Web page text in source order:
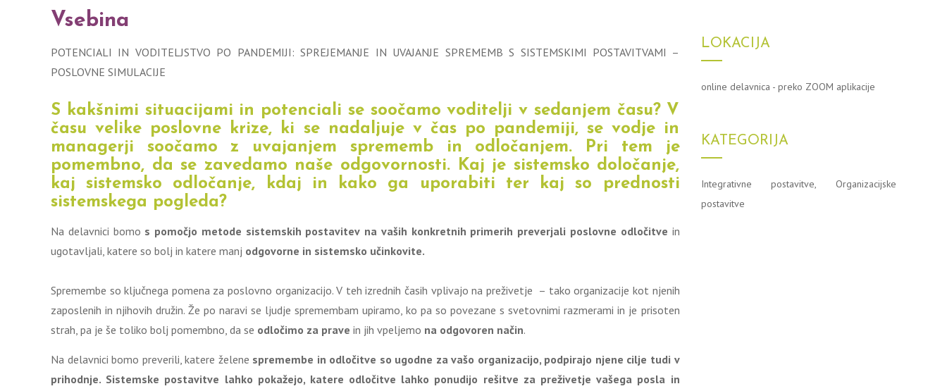
Vsebina
POTENCIALI IN VODITELJSTVO PO PANDEMIJI: SPREJEMANJE IN UVAJANJE SPREMEMB S SISTEMSKIMI POSTAVITVAMI –
POSLOVNE SIMULACIJE
S kakšnimi situacijami in potenciali se soočamo voditelji v sedanjem času? V
času velike poslovne krize, ki se nadaljuje v čas po pandemiji, se vodje in
managerji soočamo z uvajanjem sprememb in odločanjem. Pri tem je
pomembno, da se zavedamo naše odgovornosti. Kaj je sistemsko določanje,
kaj sistemsko odločanje, kdaj in kako ga uporabiti ter kaj so prednosti
sistemskega pogleda?
Na delavnici bomo s pomočjo metode sistemskih postavitev na vaših konkretnih primerih preverjali poslovne odločitve in
ugotavljali, katere so bolj in katere manj odgovorne in sistemsko učinkovite.
Spremembe so ključnega pomena za poslovno organizacijo. V teh izrednih časih vplivajo na preživetje – tako organizacije kot njenih
zaposlenih in njihovih družin. Že po naravi se ljudje spremembam upiramo, ko pa so povezane s svetovnimi razmerami in je prisoten
strah, pa je še toliko bolj pomembno, da se odločimo za prave in jih vpeljemo na odgovoren način.
Na delavnici bomo preverili, katere želene spremembe in odločitve so ugodne za vašo organizacijo, podpirajo njene cilje tudi v
prihodnje. Sistemske postavitve lahko pokažejo, katere odločitve lahko ponudijo rešitve za preživetje vašega posla in
LOKACIJA
online delavnica - preko ZOOM aplikacije
KATEGORIJA
Integrativne postavitve, Organizacijske
postavitve